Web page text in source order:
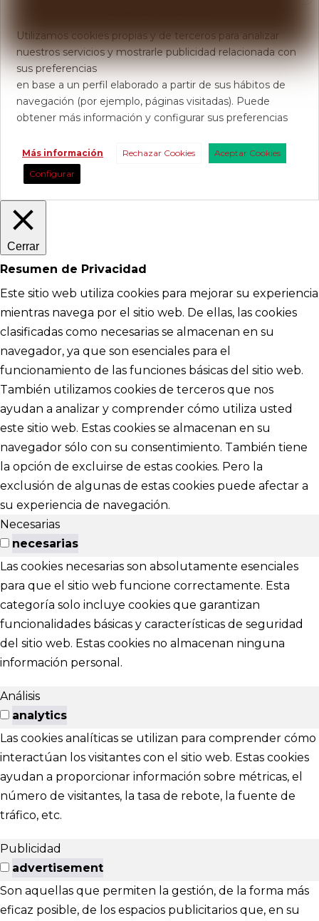
Utilizamos cookies propias y de terceros para analizar
nuestros servicios y mostrarle publicidad relacionada con
sus preferencias
en base a un perfil elaborado a partir de sus hábitos de
navegación (por ejemplo, páginas visitadas). Puede
obtener más información y configurar sus preferencias
Más información Rechazar Cookies
Aceptar Cookies
Configurar
Cerrar
Resumen de Privacidad
Este sitio web utiliza cookies para mejorar su experiencia
mientras navega por el sitio web. De ellas, las cookies
clasificadas como necesarias se almacenan en su
navegador, ya que son esenciales para el
funcionamiento de las funciones básicas del sitio web.
También utilizamos cookies de terceros que nos
ayudan a analizar y comprender cómo utiliza usted
este sitio web. Estas cookies se almacenan en su
navegador sólo con su consentimiento. También tiene
la opción de excluirse de estas cookies. Pero la
exclusión de algunas de estas cookies puede afectar a
su experiencia de navegación.
Necesarias
necesarias
Las cookies necesarias son absolutamente esenciales
para que el sitio web funcione correctamente. Esta
categoría solo incluye cookies que garantizan
funcionalidades básicas y características de seguridad
del sitio web. Estas cookies no almacenan ninguna
información personal.
Análisis
analytics
Las cookies analíticas se utilizan para comprender cómo
interactúan los visitantes con el sitio web. Estas cookies
ayudan a proporcionar información sobre métricas, el
número de visitantes, la tasa de rebote, la fuente de
tráfico, etc.
Publicidad
advertisement
Son aquellas que permiten la gestión, de la forma más
eficaz posible, de los espacios publicitarios que, en su